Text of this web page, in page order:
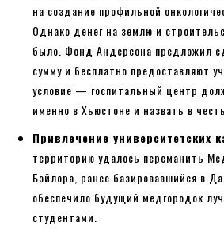
на создание профильной
Однако денег на землю и
было. Фонд Андерсона предложил
сумму и бесплатно предоставляют
условие — госпитальный центр
именно в Хьюстоне и назвать в
Привлечение университетских
территорию удалось переманить
Бэйлора, ранее базировавшийся в
обеспечило будущий медгородок
студентами.